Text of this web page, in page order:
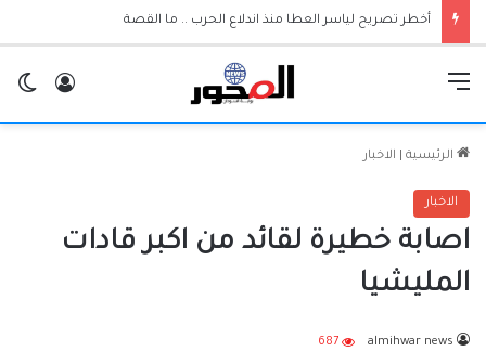
أخطر تصريح لياسر العطا منذ اندلاع الحرب .. ما القصة
الرئيسية الاخبار
الاخبار
اصابة خطيرة لقائد من اكبر قادات
المليشيا
almihwar news
687